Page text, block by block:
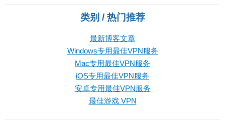
类别 / 热门推荐
最新博客文章
Windows专用最佳VPN服务
Mac专用最佳VPN服务
iOS专用最佳VPN服务
安卓专用最佳VPN服务
最佳游戏 VPN